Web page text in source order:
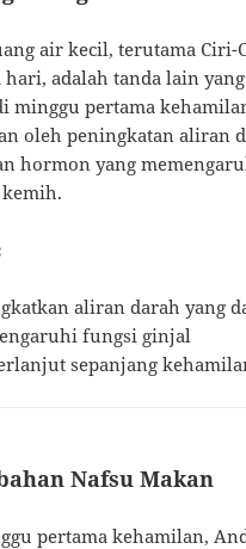
air kecil, terutama Ciri-
hari, adalah tanda lain
minggu pertama
oleh peningkatan aliran
hormon yang
aliran darah yang
fungsi ginjal
sepanjang
Nafsu Makan
pertama kehamilan,